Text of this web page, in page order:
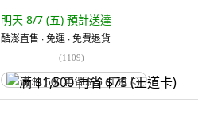
明天 8/7 (五) 預計送達
酷澎直售 ∙ 免運 ∙ 免費退貨
(1109)
满 $1,500 再省 $75 (王道卡)